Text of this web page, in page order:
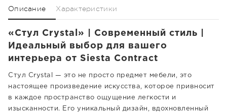
Описание Характеристики
«Стул Crystal» | Современный стиль |
Идеальный выбор для вашего
интерьера от Siesta Contract
Стул Crystal — это не просто предмет мебели, это
настоящее произведение искусства, которое привносит
в каждое пространство ощущение легкости и
изысканности. Его уникальный дизайн, вдохновленный